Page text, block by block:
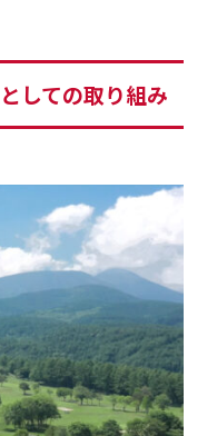
しての取り組み